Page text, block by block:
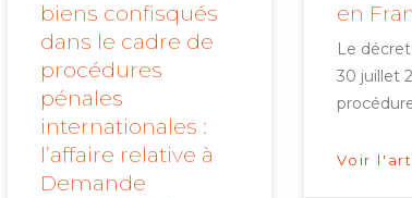
biens confisqués
dans le cadre de
procédures
pénales
internationales :
l’affaire relative à
Demande
en
Le
30 juillet
Voir